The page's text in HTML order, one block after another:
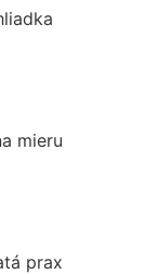
mieru
prax